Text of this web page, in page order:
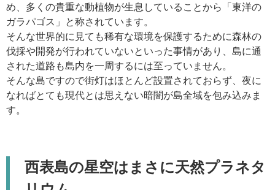
め、多くの貴重な動植物が生息していることから「東洋の
ガラパゴス」と称されています。
そんな世界的に見ても稀有な環境を保護するために森林の
伐採や開発が行われていないといった事情があり、島に通
された道路も島内を一周するには至っていません。
そんな島ですので街灯はほとんど設置されておらず、夜に
なればとても現代とは思えない暗闇が島全域を包み込みま
す。
西表島の星空はまさに天然プラネタ